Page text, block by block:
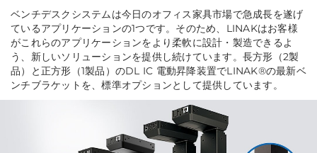
ベンチデスクシステムは今日のオフィス家具市場で急成長を遂げ
ているアプリケーションの1つです。そのため、LINAKはお客様
がこれらのアプリケーションをより柔軟に設計・製造できるよ
う、新しいソリューションを提供し続けています。長方形（2製
品）と正方形（1製品）のDL IC 電動昇降装置でLINAK®の最新ベ
ンチブラケットを、標準オプションとして提供しています。